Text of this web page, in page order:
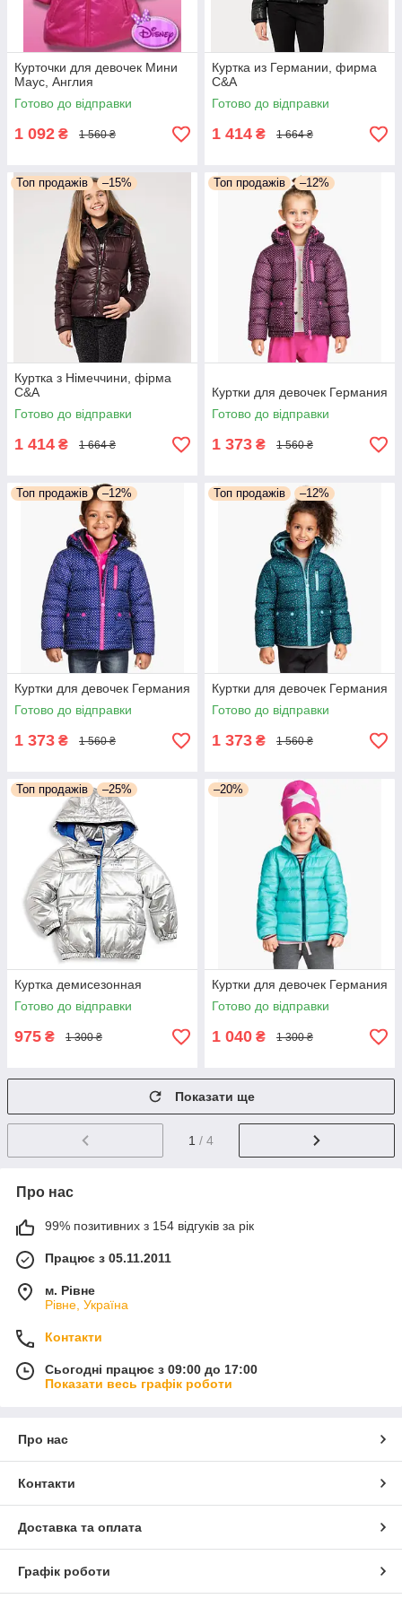
Курточки для девочек Мини
Маус, Англия
Готово до відправки
1 092 ₴ 1 560 ₴
Куртка из Германии, фирма
С&А
Готово до відправки
1 414 ₴ 1 664 ₴
Топ продажів –15%
Куртка з Німеччини, фірма
С&А
Готово до відправки
1 414 ₴ 1 664 ₴
Топ продажів –12%
Куртки для девочек Германия
Готово до відправки
1 373 ₴ 1 560 ₴
Топ продажів –12%
Куртки для девочек Германия
Готово до відправки
1 373 ₴ 1 560 ₴
Топ продажів –12%
Куртки для девочек Германия
Готово до відправки
1 373 ₴ 1 560 ₴
Топ продажів –25%
Куртка демисезонная
Готово до відправки
975 ₴ 1 300 ₴
–20%
Куртки для девочек Германия
Готово до відправки
1 040 ₴ 1 300 ₴
Показати ще
1 / 4
Про нас
99% позитивних з 154 відгуків за рік
Працює з 05.11.2011
м. Рівне
Рівне, Україна
Контакти
Сьогодні працює з 09:00 до 17:00
Показати весь графік роботи
Про нас
Контакти
Доставка та оплата
Графік роботи